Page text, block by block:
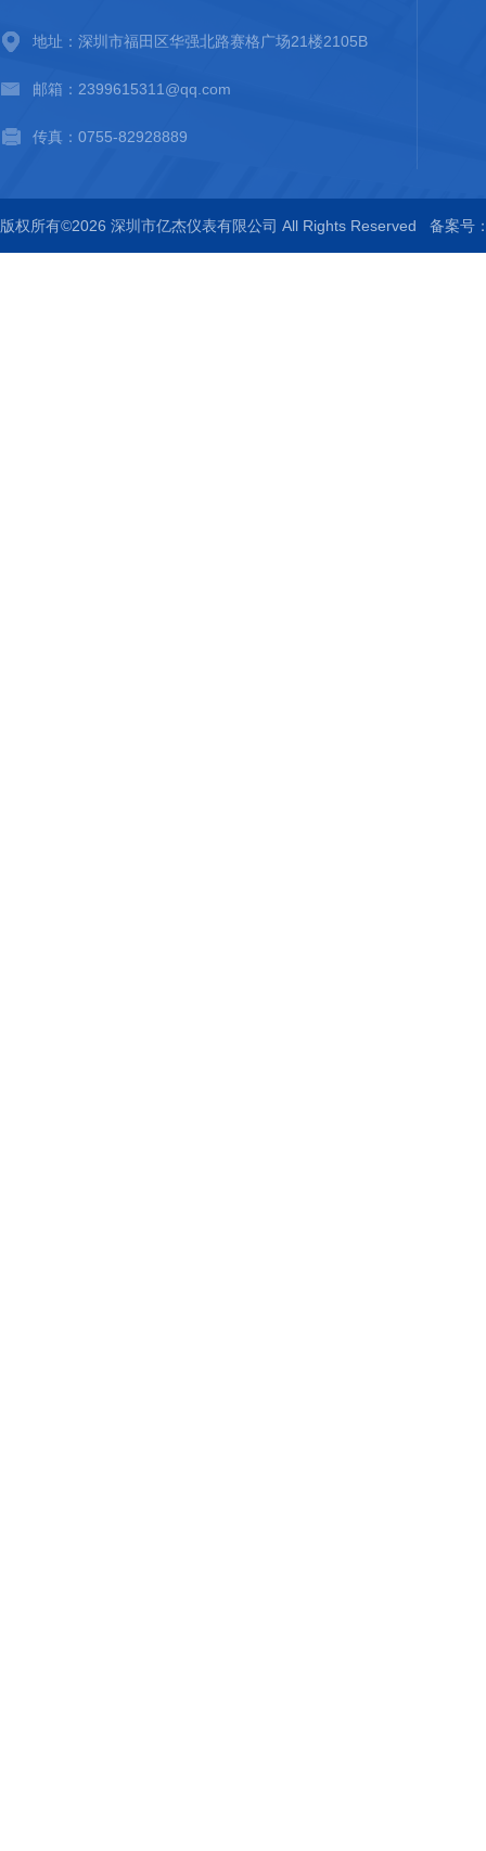
地址：深圳市福田区华强北路赛格广场21楼2105B
邮箱：2399615311@qq.com
传真：0755-82928889
版权所有©2026 深圳市亿杰仪表有限公司 All Rights Reserved 备案号